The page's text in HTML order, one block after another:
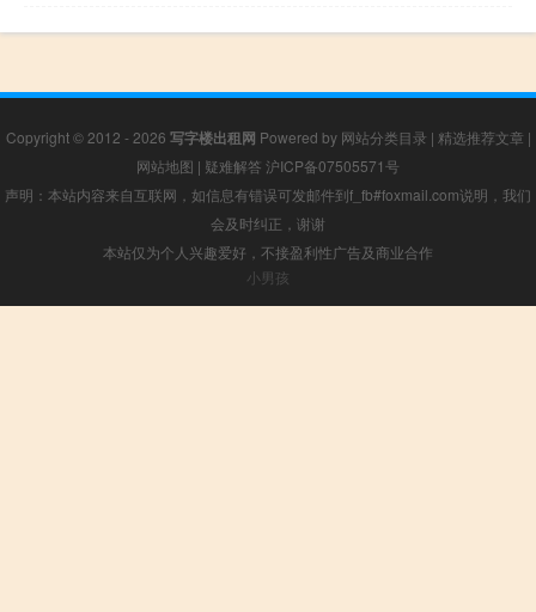
Copyright © 2012 - 2026 写字楼出租网 Powered by 网站分类目录 | 精选推荐文章 |
网站地图 | 疑难解答 沪ICP备07505571号
声明：本站内容来自互联网，如信息有错误可发邮件到f_fb#foxmail.com说明，我们
会及时纠正，谢谢
本站仅为个人兴趣爱好，不接盈利性广告及商业合作
小男孩